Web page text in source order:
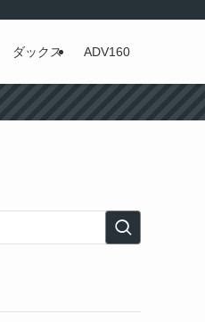
ダックス ADV160